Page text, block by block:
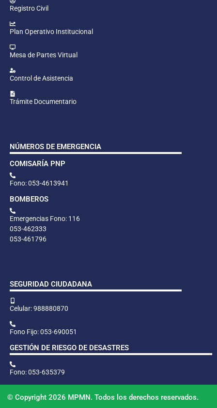
Registro Civil
Plan Operativo Institucional
Mesa de Partes Virtual
Control de Asistencia
Trámite Documentario
NÚMEROS DE EMERGENCIA
COMISARÍA PNP
Fono: 053-4613941
BOMBEROS
Emergencias Fono: 116
053-462333
053-461796
SEGURIDAD CIUDADANA
Celular: 988880870
Fono Fijo: 053-690051
GESTIÓN DE RIESGO DE DESASTRES
Fono: 053-635379
© Copyright 2026 MPMN. Todos los derechos reservados.